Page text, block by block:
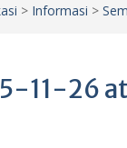
> Informasi >
11-26 at